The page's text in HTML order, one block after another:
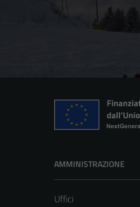
AMMINISTRAZIONE
Uffici